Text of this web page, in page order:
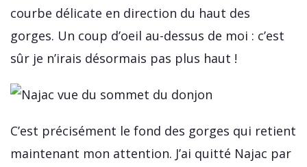
courbe délicate en direction du haut des
gorges. Un coup d’oeil au-dessus de moi : c’est
sûr je n’irais désormais pas plus haut !
C’est précisément le fond des gorges qui retient
maintenant mon attention. J’ai quitté Najac par